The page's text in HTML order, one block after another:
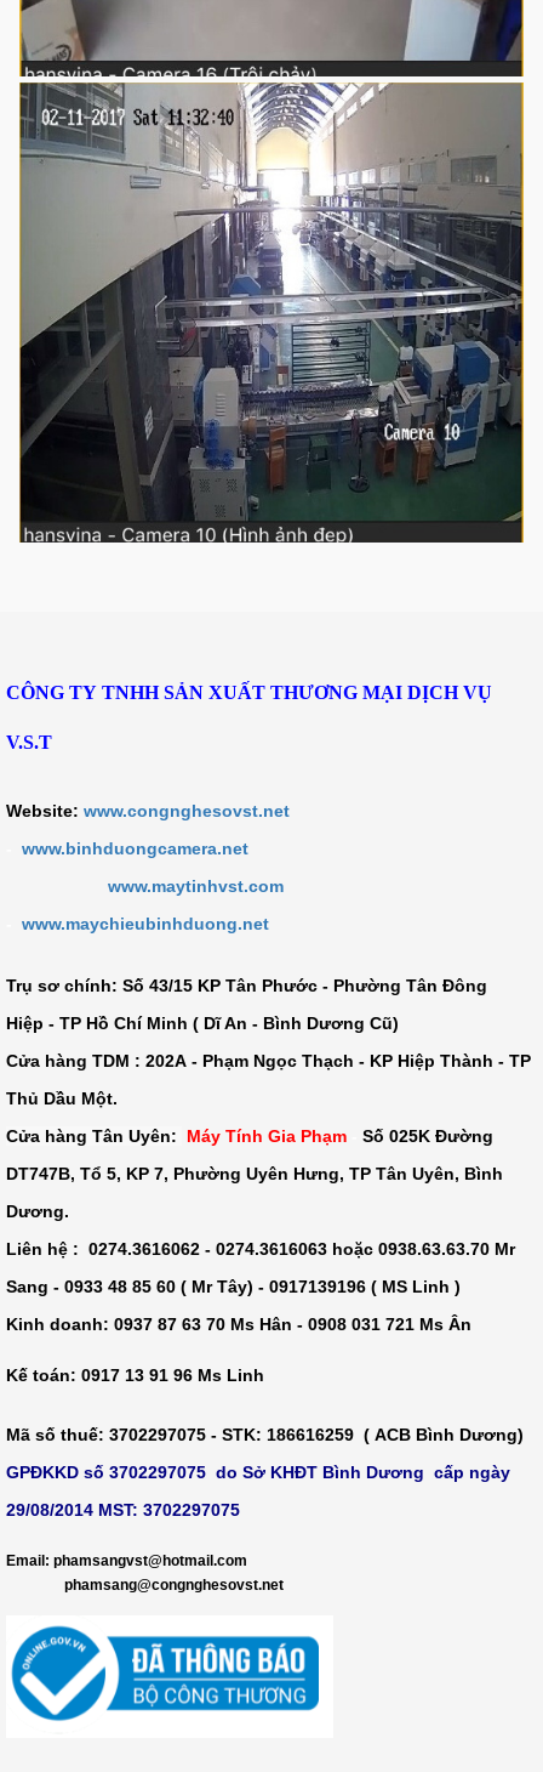
CÔNG TY TNHH SẢN XUẤT THƯƠNG MẠI DỊCH VỤ
V.S.T
Website: www.congnghesovst.net
www.binhduongcamera.net
www.maytinhvst.com
www.maychieubinhduong.net
Trụ sơ chính: Số 43/15 KP Tân Phước - Phường Tân Đông
Hiệp - TP Hồ Chí Minh ( Dĩ An - Bình Dương Cũ)
Cửa hàng TDM : 202A - Phạm Ngọc Thạch - KP Hiệp Thành - TP
Thủ Dầu Một.
Cửa hàng Tân Uyên:
Máy Tính Gia Phạm
Số 025K Đường
DT747B, Tổ 5, KP 7, Phường Uyên Hưng, TP Tân Uyên, Bình
Dương.
Liên hệ : 0274.3616062 - 0274.3616063 hoặc 0938.63.63.70 Mr
Sang - 0933 48 85 60 ( Mr Tây) - 0917139196 ( MS Linh )
Kinh doanh: 0937 87 63 70 Ms Hân - 0908 031 721 Ms Ân
Kế toán: 0917 13 91 96 Ms Linh
Mã số thuế: 3702297075 - STK: 186616259 ( ACB Bình Dương)
GPĐKKD số 3702297075 do Sở KHĐT Bình Dương cấp ngày
29/08/2014 MST: 3702297075
Email: phamsangvst@hotmail.com
phamsang@congnghesovst.net